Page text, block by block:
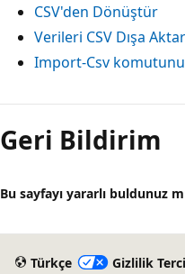
CSV'den Dönüştür
Verileri CSV Dışa Aktar
Import-Csv komutunu
Geri Bildirim
Bu sayfayı yararlı buldunuz
Türkçe Gizlilik